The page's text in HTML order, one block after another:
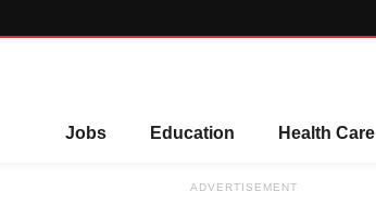
Jobs Education Health Care
ADVERTISEMENT